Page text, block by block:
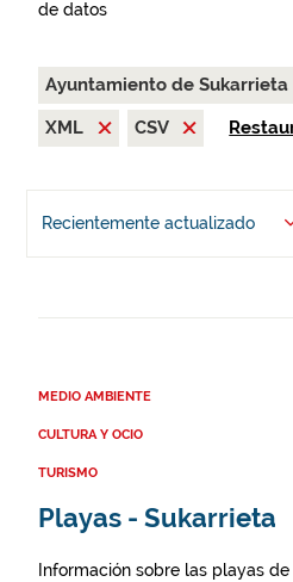
de datos
Ayuntamiento de Sukarrieta
XML
CSV
Recientemente actualizado
MEDIO AMBIENTE
CULTURA Y OCIO
TURISMO
Playas - Sukarrieta
Información sobre las playas